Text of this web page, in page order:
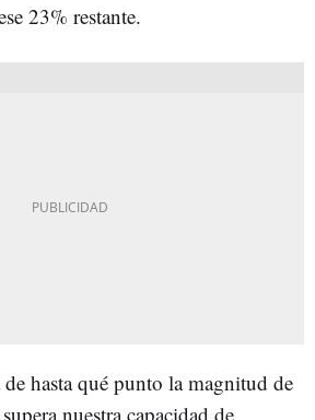
23% restante.
hasta qué punto la magnitud de
nuestra capacidad de